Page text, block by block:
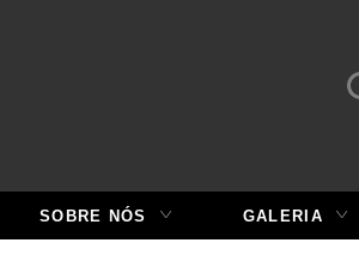
SOBRE NÓS GALERIA